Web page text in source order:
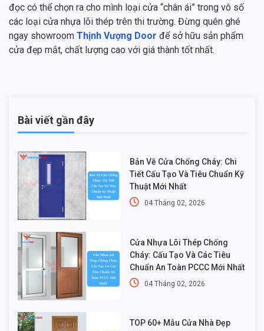
đọc có thể chọn ra cho mình loại cửa “chân ái” trong vô số
các loại cửa nhựa lõi thép trên thi trường. Đừng quên ghé
ngay showroom Thịnh Vượng Door để sở hữu sản phẩm
cửa đẹp mắt, chất lượng cao với giá thành tốt nhất.
Bài viết gần đây
Bản Vẽ Cửa Chống Cháy: Chi
Tiết Cấu Tạo Và Tiêu Chuẩn Kỹ
Thuật Mới Nhất
04 Tháng 02, 2026
Cửa Nhựa Lõi Thép Chống
Cháy: Cấu Tạo Và Các Tiêu
Chuẩn An Toàn PCCC Mới Nhất
04 Tháng 02, 2026
TOP 60+ Mẫu Cửa Nhà Đẹp